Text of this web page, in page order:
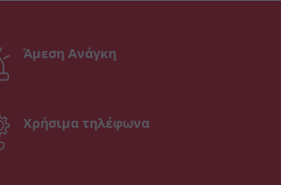
Άμεση Ανάγκη
Χρήσιμα τηλέφωνα